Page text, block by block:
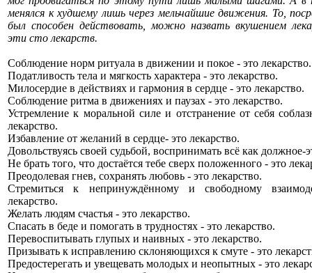
менялся к худшему лишь через мельчайшие движения. То,
был способен действовать, можно назвать вкушением
эти сто лекарств.
Соблюдение норм ритуала в движении и покое - это лекарство.
Податливость тела и мягкость характера - это лекарство.
Милосердие в действиях и гармония в сердце - это лекарство.
Соблюдение ритма в движениях и паузах - это лекарство.
Устремление к моральной силе и отстранение от себя
лекарство.
Избавление от желаний в сердце- это лекарство.
Довольствуясь своей судьбой, воспринимать всё как должное-
Не брать того, что достаётся тебе сверх положенного - это
Преодолевая гнев, сохранять любовь - это лекарство.
Стремиться к непринуждённому и свободному
лекарство.
Желать людям счастья - это лекарство.
Спасать в беде и помогать в трудностях - это лекарство.
Перевоспитывать глупых и наивных - это лекарство.
Призывать к исправлению склоняющихся к смуте - это
Предостерегать и увещевать молодых и неопытных - это